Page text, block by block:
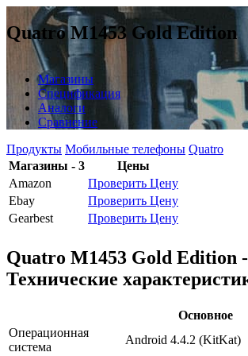
Quatro M1453 Gold Edition
Магазины
Спецификация
Аналоги
Сравнение
Продукты Мобильные телефоны Quatro
Магазины - 3
Цены
Amazon
Проверить Цену
Ebay
Проверить Цену
Gearbest
Проверить Цену
Quatro M1453 Gold Edition -
Технические
Основное
Операционная
система
Android 4.4.2 (KitKat)